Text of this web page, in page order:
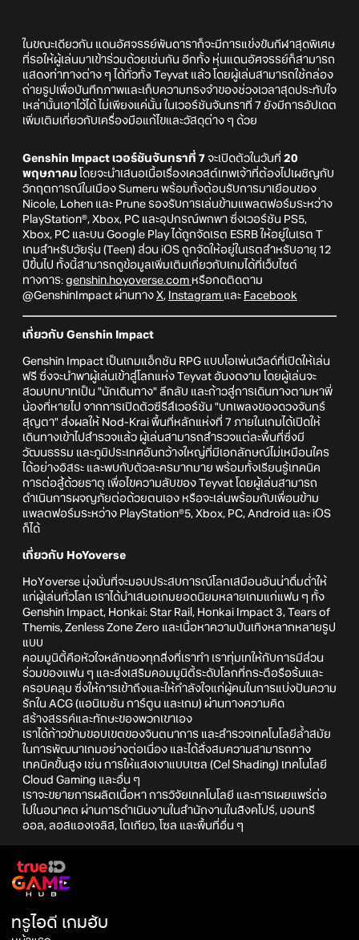
ในขณะเดียวกัน แดนอัศจรรย์พันดาราก็จะมีการแข่งขันกีฬาสุดพิเศษ
ที่รอให้ผู้เล่นมาเข้าร่วมด้วยเช่นกัน อีกทั้ง หุ่นแดนอัศจรรย์ก็สามารถ
แสดงท่าทางต่าง ๆ ได้ทั่วทั้ง Teyvat แล้ว โดยผู้เล่นสามารถใช้กล่อง
ถ่ายรูปเพื่อบันทึกภาพและเก็บความทรงจำของช่วงเวลาสุดประทับใจ
เหล่านั้นเอาไว้ได้ ไม่เพียงแค่นั้น ในเวอร์ชันจันทราที่ 7 ยังมีการอัปเดต
เพิ่มเติมเกี่ยวกับเครื่องมือแก้ไขและวัสดุต่าง ๆ ด้วย
Genshin Impact เวอร์ชันจันทราที่ 7 จะเปิดตัวในวันที่ 20
พฤษภาคม โดยจะนำเสนอเนื้อเรื่องเควสต์เทพเจ้าที่ต้องไปเผชิญกับ
วิกฤตการณ์ในเมือง Sumeru พร้อมทั้งต้อนรับการมาเยือนของ
Nicole, Lohen และ Prune รองรับการเล่นข้ามแพลตฟอร์มระหว่าง
PlayStation®, Xbox, PC และอุปกรณ์พกพา ซึ่งเวอร์ชัน PS5,
Xbox, PC และบน Google Play ได้ถูกจัดเรต ESRB ให้อยู่ในเรต T
เกมสำหรับวัยรุ่น (Teen) ส่วน iOS ถูกจัดให้อยู่ในเรตสำหรับอายุ 12
ปีขึ้นไป ทั้งนี้สามารถดูข้อมูลเพิ่มเติมเกี่ยวกับเกมได้ที่เว็บไซต์
ทางการ: genshin.hoyoverse.com หรือกดติดตาม
@GenshinImpact ผ่านทาง X, Instagram และ Facebook
เกี่ยวกับ Genshin Impact
Genshin Impact เป็นเกมแอ็กชัน RPG แบบโอเพ่นเวิลด์ที่เปิดให้เล่น
ฟรี ซึ่งจะนำพาผู้เล่นเข้าสู่โลกแห่ง Teyvat อันงดงาม โดยผู้เล่นจะ
สวมบทบาทเป็น "นักเดินทาง" ลึกลับ และก้าวสู่การเดินทางตามหาพี่
น้องที่หายไป จากการเปิดตัวซีรีส์เวอร์ชัน "บทเพลงของดวงจันทร์
สุญตา" ส่งผลให้ Nod-Krai พื้นที่หลักแห่งที่ 7 ภายในเกมได้เปิดให้
เดินทางเข้าไปสำรวจแล้ว ผู้เล่นสามารถสำรวจแต่ละพื้นที่ซึ่งมี
วัฒนธรรม และภูมิประเทศอันกว้างใหญ่ที่มีเอกลักษณ์ไม่เหมือนใคร
ได้อย่างอิสระ และพบกับตัวละครมากมาย พร้อมทั้งเรียนรู้เทคนิค
การต่อสู้ด้วยธาตุ เพื่อไขความลับของ Teyvat โดยผู้เล่นสามารถ
ดำเนินการผจญภัยต่อด้วยตนเอง หรือจะเล่นพร้อมกับเพื่อนข้าม
แพลตฟอร์มระหว่าง PlayStation®5, Xbox, PC, Android และ iOS
ก็ได้
เกี่ยวกับ HoYoverse
HoYoverse มุ่งมั่นที่จะมอบประสบการณ์โลกเสมือนอันน่าดื่มด่ำให้
แก่ผู้เล่นทั่วโลก เราได้นำเสนอเกมยอดนิยมหลายเกมแก่แฟน ๆ ทั้ง
Genshin Impact, Honkai: Star Rail, Honkai Impact 3, Tears of
Themis, Zenless Zone Zero และเนื้อหาความบันเทิงหลากหลายรูป
แบบ
คอมมูนิตี้คือหัวใจหลักของทุกสิ่งที่เราทำ เราทุ่มเทให้กับการมีส่วน
ร่วมของแฟน ๆ และส่งเสริมคอมมูนิตี้ระดับโลกที่กระตือรือร้นและ
ครอบคลุม ซึ่งให้การเข้าถึงและให้กำลังใจแก่ผู้คนในการแบ่งปันความ
รักใน ACG (แอนิเมชัน การ์ตูน และเกม) ผ่านทางความคิด
สร้างสรรค์และทักษะของพวกเขาเอง
เราได้ก้าวข้ามขอบเขตของจินตนาการ และสำรวจเทคโนโลยีล้ำสมัย
ในการพัฒนาเกมอย่างต่อเนื่อง และได้สั่งสมความสามารถทาง
เทคนิคขั้นสูง เช่น การให้แสงเงาแบบเซล (Cel Shading) เทคโนโลยี
Cloud Gaming และอื่น ๆ
เราจะขยายการผลิตเนื้อหา การวิจัยเทคโนโลยี และการเผยแพร่ต่อ
ไปในอนาคต ผ่านการดำเนินงานในสำนักงานในสิงคโปร์, มอนทรี
ออล, ลอสแองเจลิส, โตเกียว, โซล และพื้นที่อื่น ๆ
ทรูไอดี เกมฮับ